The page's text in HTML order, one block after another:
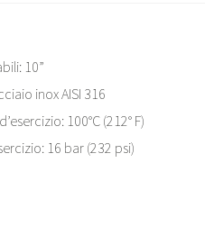
10”
inox AISI 316
100°C (212° F)
16 bar (232 psi)